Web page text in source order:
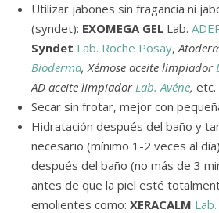
Utilizar jabones sin fragancia ni
(syndet): EXOMEGA GEL Lab.
Syndet Lab. Roche Posay,
Bioderma, Xémose aceite limpiador
AD aceite limpiadorLab. Avéne, etc.
Secar sin frotar, mejor con
Hidratación después del baño y
necesario (mínimo 1-2 veces al
después del baño (no más de 3
antes de que la piel esté
emolientes como: XERACALM